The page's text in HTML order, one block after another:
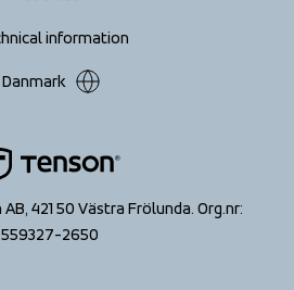
421 50 Västra Frölunda. Org.nr:
559327-2650
information
Danmark